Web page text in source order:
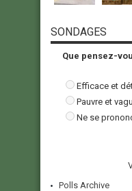
SONDAGES
Que pensez-
Efficace et
Pauvre et
Ne se
Polls Archive